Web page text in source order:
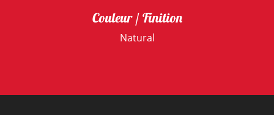
Couleur / Finition
Natural